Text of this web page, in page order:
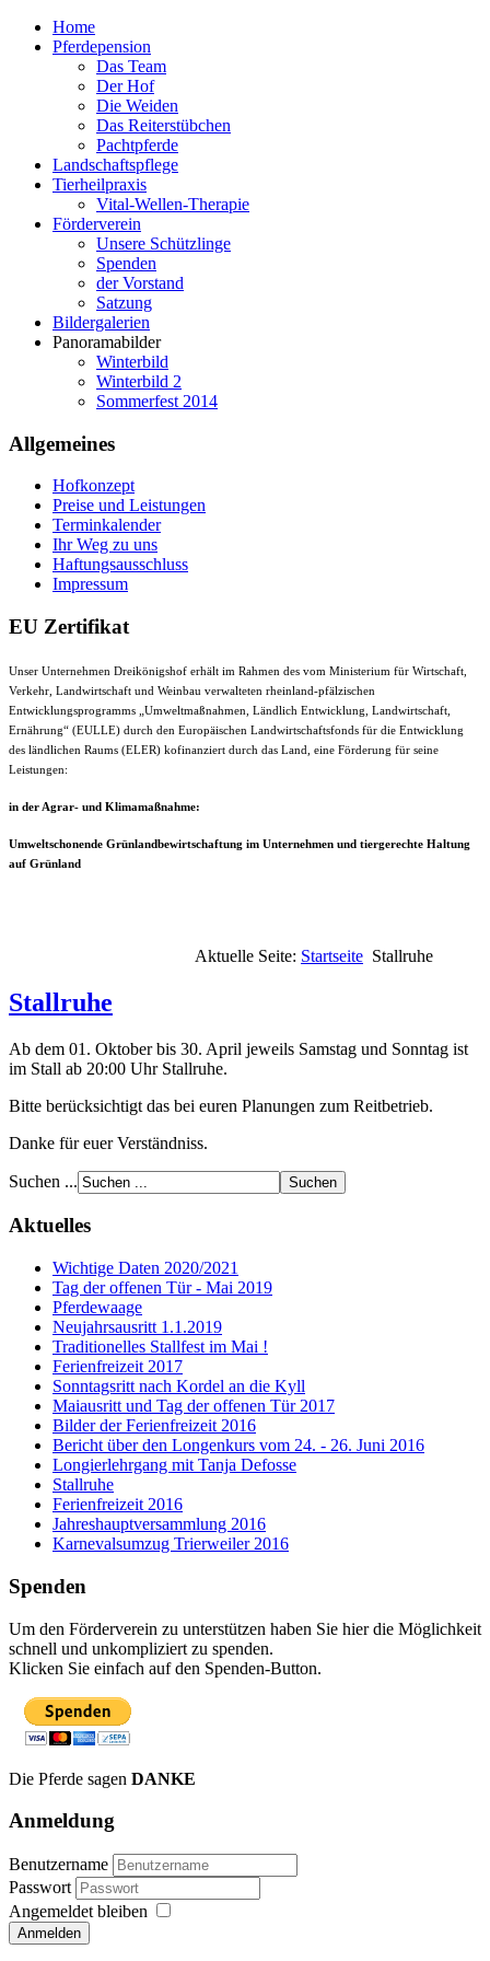
Home
Pferdepension
Das Team
Der Hof
Die Weiden
Das Reiterstübchen
Pachtpferde
Landschaftspflege
Tierheilpraxis
Vital-Wellen-Therapie
Förderverein
Unsere Schützlinge
Spenden
der Vorstand
Satzung
Bildergalerien
Panoramabilder
Winterbild
Winterbild 2
Sommerfest 2014
Allgemeines
Hofkonzept
Preise und Leistungen
Terminkalender
Ihr Weg zu uns
Haftungsausschluss
Impressum
EU Zertifikat
Unser Unternehmen Dreikönigshof erhält im Rahmen des vom Ministerium für Wirtschaft,
Verkehr, Landwirtschaft und Weinbau verwalteten rheinland-pfälzischen
Entwicklungsprogramms „Umweltmaßnahmen, Ländlich Entwicklung, Landwirtschaft,
Ernährung“ (EULLE) durch den Europäischen Landwirtschaftsfonds für die Entwicklung
des ländlichen Raums (ELER) kofinanziert durch das Land, eine Förderung für seine
Leistungen:
in der Agrar- und Klimamaßnahme:
Umweltschonende Grünlandbewirtschaftung im Unternehmen und tiergerechte Haltung
auf Grünland
Aktuelle Seite: Startseite Stallruhe
Stallruhe
Ab dem 01. Oktober bis 30. April jeweils Samstag und Sonntag ist
im Stall ab 20:00 Uhr Stallruhe.
Bitte berücksichtigt das bei euren Planungen zum Reitbetrieb.
Danke für euer Verständniss.
Suchen ...
Aktuelles
Wichtige Daten 2020/2021
Tag der offenen Tür - Mai 2019
Pferdewaage
Neujahrsausritt 1.1.2019
Traditionelles Stallfest im Mai !
Ferienfreizeit 2017
Sonntagsritt nach Kordel an die Kyll
Maiausritt und Tag der offenen Tür 2017
Bilder der Ferienfreizeit 2016
Bericht über den Longenkurs vom 24. - 26. Juni 2016
Longierlehrgang mit Tanja Defosse
Stallruhe
Ferienfreizeit 2016
Jahreshauptversammlung 2016
Karnevalsumzug Trierweiler 2016
Spenden
Um den Förderverein zu unterstützen haben Sie hier die Möglichkeit
schnell und unkompliziert zu spenden.
Klicken Sie einfach auf den Spenden-Button.
Die Pferde sagen DANKE
Anmeldung
Benutzername
Passwort
Angemeldet bleiben
Anmelden